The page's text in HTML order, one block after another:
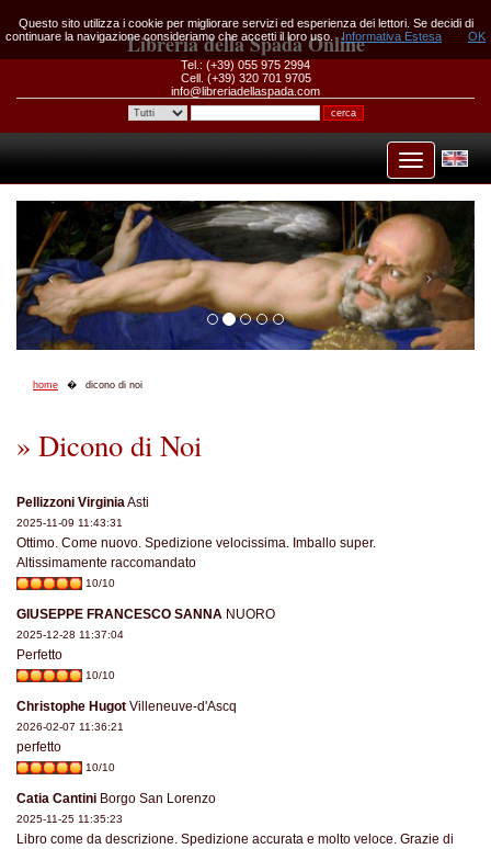
Libreria della Spada Online
Tel.: (+39) 055 975 2994
Cell. (+39) 320 701 9705
info@libreriadellaspada.com
home dicono di noi
» Dicono di Noi
Pellizzoni VirginiaAsti
2025-11-09 11:43:31
Ottimo. Come nuovo. Spedizione velocissima. Imballo super.
Altissimamente raccomandato
10/10
GIUSEPPE FRANCESCO SANNA NUORO
2025-12-28 11:37:04
Perfetto
10/10
Christophe Hugot Villeneuve-d'Ascq
2026-02-07 11:36:21
perfetto
10/10
Catia Cantini Borgo San Lorenzo
2025-11-25 11:35:23
Libro come da descrizione. Spedizione accurata e molto veloce. Grazie di
Questo sito utilizza i cookie per migliorare servizi ed esperienza dei lettori. Se decidi di
continuare la navigazione consideriamo che accetti il loro uso.
Informativa Estesa OK